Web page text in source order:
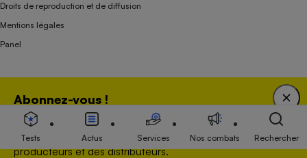
Abonnez-vous !
Bénéficiez d'une expertise unique tout en soutenant
une association 100 % indépendante de l'Etat, des
producteurs et des distributeurs.
Droits de reproduction et de diffusion
Mentions légales
Panel
Association indépendante de l’État, des syndicats, des producteurs et des
distributeurs depuis 1951.
Tests Actus Services Nos combats Rechercher